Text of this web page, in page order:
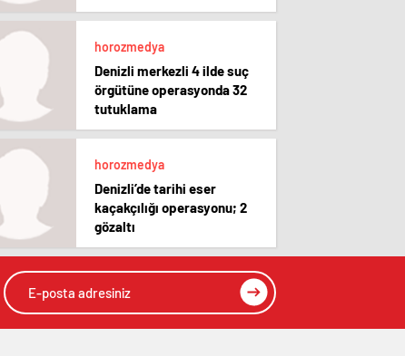
horozmedya
Denizli merkezli 4 ilde suç
örgütüne operasyonda 32
tutuklama
horozmedya
Denizli’de tarihi eser
kaçakçılığı operasyonu; 2
gözaltı